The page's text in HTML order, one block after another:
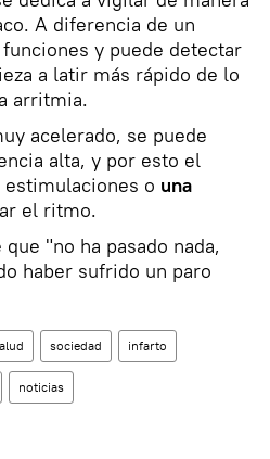
A diferencia de un
y puede detectar
a latir más rápido de lo
arritmia.
acelerado, se puede
alta, y por esto el
estimulaciones o una
el ritmo.
"no ha pasado nada,
haber sufrido un paro
sociedad infarto
noticias